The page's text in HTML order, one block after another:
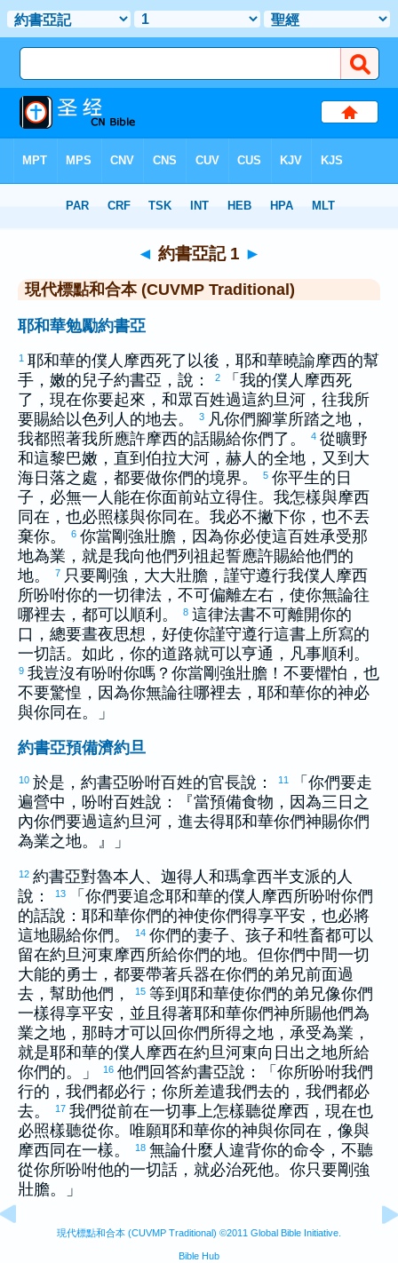
> 約書亞記 1
◄ 約書亞記 1 ►
現代標點和合本 (CUVMP Traditional)
耶和華勉勵約書亞
1 耶和華的僕人 摩西死了以後，耶和華曉諭摩西的幫
手， 嫩的兒子約書亞 ，說： 2 「我的僕人 摩西死
了，現在你要起來，和眾百姓過這約旦河，往我所
要賜給以色列 人的地去。 3 凡你們腳掌所踏之地，
我都照著我所應許摩西的話賜給你們了。 4 從曠野
和這黎巴嫩 ，直到 伯拉大河， 赫人的全地，又到大
海日落之處，都要做你們的境界。
5 你平生的日
子，必無一人能在你面前站立得住。我怎樣與摩西
同在，也必照樣與你同在。我必不撇下你，也不丟
棄你。
6 你當剛強壯膽，因為你必使這百姓承受那
地為業，就是我向他們列祖起誓應許賜給他們的
地。
7 只要剛強，大大壯膽，謹守遵行我僕人 摩西
所吩咐你的一切律法，不可偏離左右，使你無論往
哪裡去，都可以順利。
8 這律法書不可離開你的
口，總要晝夜思想，好使你謹守遵行這書上所寫的
一切話。如此，你的道路就可以亨通，凡事順利。
9 我豈沒有吩咐你嗎？你當剛強壯膽！不要懼怕，也
不要驚惶，因為你無論往哪裡去，耶和華你的神必
與你同在。」
約書亞預備濟約旦
10 於是， 約書亞吩咐百姓的官長說： 11
「你們要走
遍營中，吩咐百姓說：『當預備食物，因為三日之
內你們要過這約旦河，進去得耶和華你們神賜你們
為業之地。』」
12 約書亞對魯本 人、 迦得 人和瑪拿西半支派的人
說：
13 「你們要追念耶和華的僕人 摩西所吩咐你們
的話說：耶和華你們的神使你們得享平安，也必將
這地賜給你們。
14 你們的妻子、孩子和牲畜都可以
留在約旦 河東摩西所給你們的地。但你們中間一切
大能的勇士，都要帶著兵器在你們的弟兄前面過
去，幫助他們，
15 等到耶和華使你們的弟兄像你們
一樣得享平安，並且得著耶和華你們神所賜他們為
業之地，那時才可以回你們所得之地，承受為業，
就是耶和華的僕人 摩西在約旦 河東向日出之地所給
你們的。」
16 他們回答約書亞說：「你所吩咐我們
行的，我們都必行；你所差遣我們去的，我們都必
去。
17 我們從前在一切事上怎樣聽從摩西 ，現在也
必照樣聽從你。唯願耶和華你的神與你同在，像與
摩西同在一樣。 18 無論什麼人違背你的命令，不聽
從你所吩咐他的一切話，就必治死他。你只要剛強
壯膽。」
現代標點和合本 (CUVMP Traditional) ©2011 Global Bible Initiative.
Bible Hub